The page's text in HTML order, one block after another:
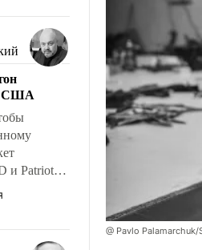
под
на себя
и
США
и Patriot
трех
война с
@ Pavlo Palamarchuk/